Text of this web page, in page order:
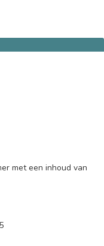
met een inhoud van